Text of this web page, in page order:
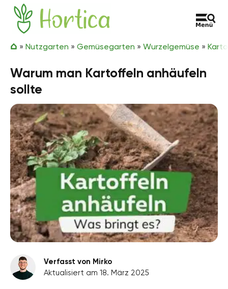
Zum Inhalt springen
Hortica
» Nutzgarten » Gemüsegarten » Wurzelgemüse »
Warum man Kartoffeln anhäufeln
sollte
Verfasst von Mirko
Aktualisiert am 18. März 2025